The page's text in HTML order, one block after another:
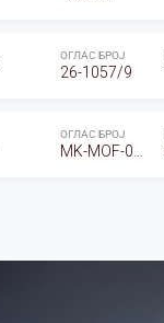
ОГЛАС БРОЈ
26-1057/9
ОГЛАС БРОЈ